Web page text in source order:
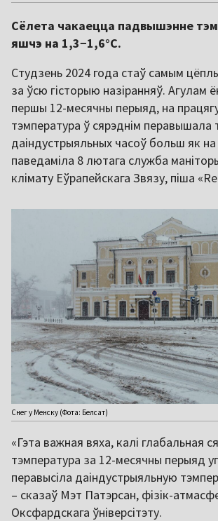
Сёлета чакаецца падвышэнне
яшчэ на 1,3−1,6°C.
Студзень 2024 года стаў самым
за ўсю гісторыю назіранняў. Агулам
першы 12-месячны перыяд, на
тэмпература ў сярэднім перавышала
даіндустрыяльных часоў больш як на
паведаміла 8 лютага служба
клімату Еўрапейскага Звязу, піша
Снег у Менску (Фота: Белсат)
«Гэта важная вяха, калі глабальная
тэмпература за 12-месячны перыяд
перавысіла даіндустрыяльную
– сказаў Мэт Патэрсан, фізік-
Оксфардскага ўніверсітэту.